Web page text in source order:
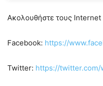
Ακολουθήστε τους Internet
Facebook: https://
Twitter: https://twitter.com/